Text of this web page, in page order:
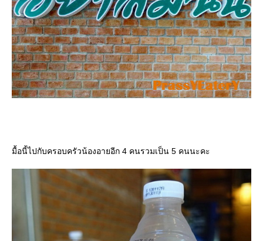
มื้อนี้ไปกับครอบครัวน้องอายอีก 4 คนรวมเป็น 5 คนนะคะ